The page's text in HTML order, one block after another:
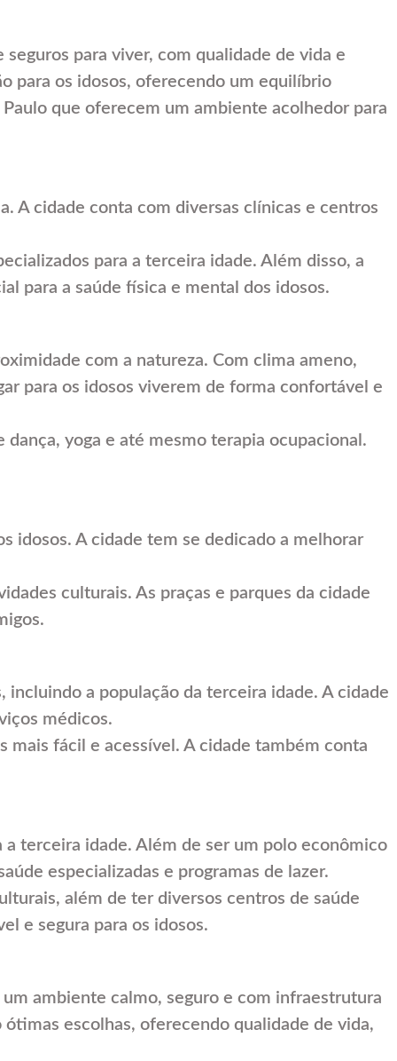
para viver, com qualidade de vida e
para os idosos, oferecendo um equilíbrio
que oferecem um ambiente acolhedor para
A cidade conta com diversas clínicas e centros
para a terceira idade. Além disso, a
para a saúde física e mental dos idosos.
com a natureza. Com clima ameno,
para os idosos viverem de forma confortável e
yoga e até mesmo terapia ocupacional.
idosos. A cidade tem se dedicado a melhorar
culturais. As praças e parques da cidade
a população da terceira idade. A cidade
médicos.
fácil e acessível. A cidade também conta
terceira idade. Além de ser um polo econômico
especializadas e programas de lazer.
além de ter diversos centros de saúde
e segura para os idosos.
ambiente calmo, seguro e com infraestrutura
escolhas, oferecendo qualidade de vida,